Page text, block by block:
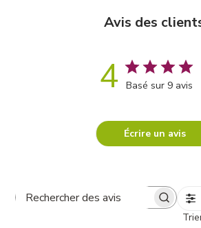
Avis des
4 Basé sur 9 avis
Écrire un avis
Rechercher